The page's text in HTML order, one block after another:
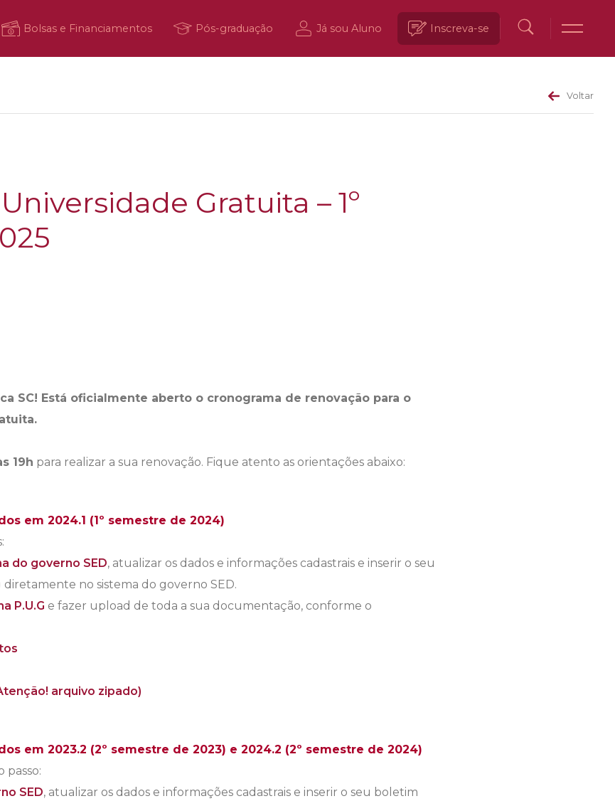
Bolsas e Financiamentos Pós-graduação Já sou Aluno Inscreva-se
Voltar
Gratuita – 1º
SC! Está oficialmente aberto o cronograma de renovação para o
19h para realizar a sua renovação. Fique atento as orientações abaixo:
em 2024.1 (1º semestre de 2024)
do governo SED, atualizar os dados e informações cadastrais e inserir o seu
no sistema do governo SED.
P.U.G e fazer upload de toda a sua documentação, conforme o
arquivo zipado)
em 2023.2 (2º semestre de 2023) e 2024.2 (2º semestre de 2024)
passo:
SED, atualizar os dados e informações cadastrais e inserir o seu boletim